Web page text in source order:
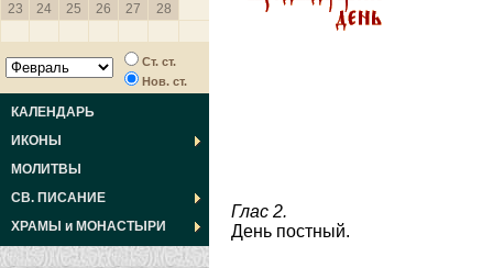
23
24 25 26 27 28
Ст. ст.
Нов. ст.
КАЛЕНДАРЬ
ИКОНЫ
МОЛИТВЫ
СВ. ПИСАНИЕ
ХРАМЫ и МОНАСТЫРИ
Глас 2.
День постный.